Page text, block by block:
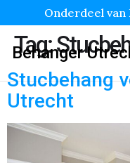
Onderdeel van
Behanger
Tag:
Stucbehang
Utrecht